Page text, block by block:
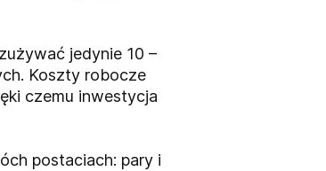
jedynie 10 –
Koszty robocze
czemu inwestycja
postaciach: pary i